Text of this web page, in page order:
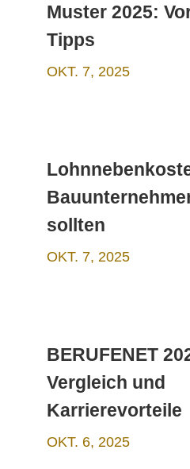
Muster 2025:
Tipps
OKT. 7, 2025
sollten
OKT. 7, 2025
BERUFENET
Vergleich und
Karrierevorteile
OKT. 6, 2025